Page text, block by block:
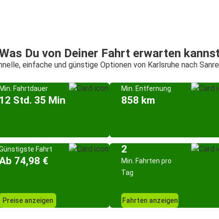
Du von Deiner Fahrt erwarten kannst
einfache und günstige Optionen von Karlsruhe nach
Fahrtdauer
Std. 35 Min
Min. Entfernung
858 km
Fahrt
74,98 €
Preise anzeigen
2
Min. Fahrten pro
Tag
Fahrten anzeigen